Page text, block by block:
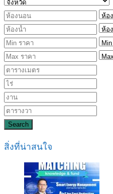
Search
สิ่งที่น่าสนใจ